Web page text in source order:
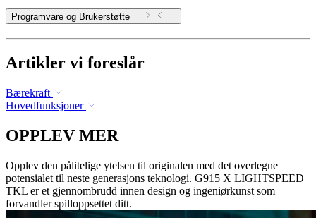
Programvare og Brukerstøtte
Artikler vi foreslår
Bærekraft
Hovedfunksjoner
OPPLEV MER
Opplev den pålitelige ytelsen til originalen med det overlegne
potensialet til neste generasjons teknologi. G915 X LIGHTSPEED
TKL er et gjennombrudd innen design og ingeniørkunst som
forvandler spilloppsettet ditt.